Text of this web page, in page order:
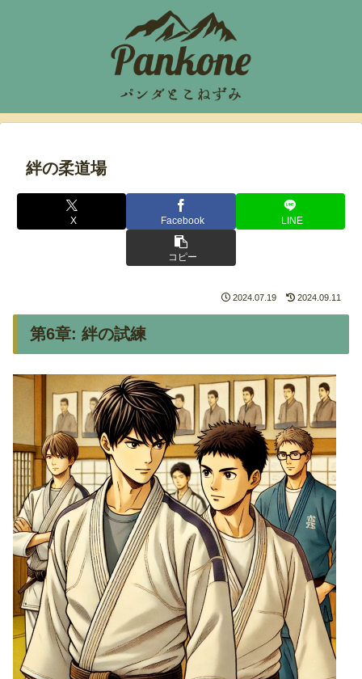
絆の柔道場
X Facebook LINE
コピー
2024.07.19 2024.09.11
第6章: 絆の試練